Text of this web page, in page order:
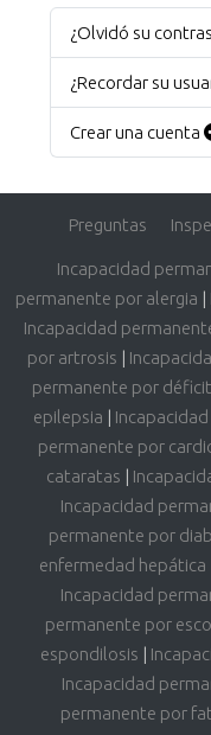
¿Olvidó su
¿Recordar su
Crear una cuenta
Preguntas
Incapacidad
permanente por alergia |
Incapacidad
por artrosis |
permanente por
epilepsia |
permanente por
cataratas |
Incapacidad
permanente por
enfermedad hepática
Incapacidad
permanente por
espondilosis |
Incapacidad
permanente por